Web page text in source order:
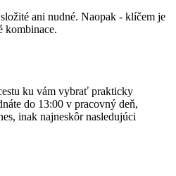
ani nudné. Naopak - klíčem je
kombinace.
ku vám vybrať prakticky
do 13:00 v pracovný deň,
inak najneskôr nasledujúci